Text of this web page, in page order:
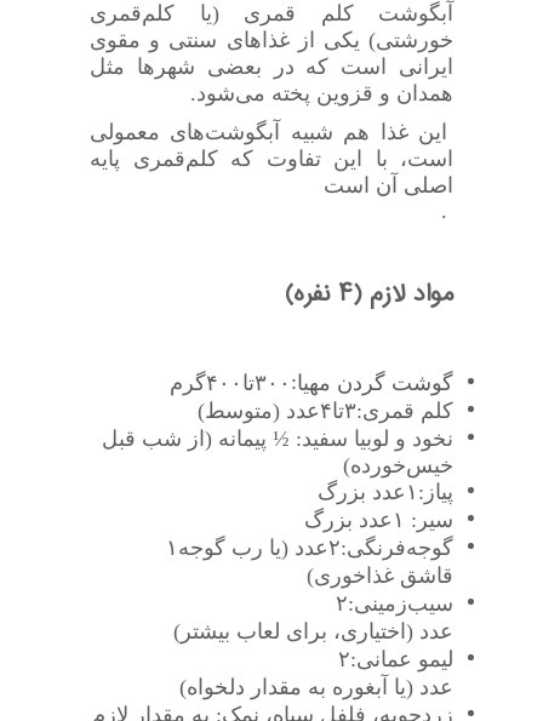
آبگوشت کلم قمری (یا کلم‌قمری
خورشتی) یکی از غذاهای سنتی و مقوی
ایرانی است که در بعضی شهرها مثل
همدان و قزوین پخته می‌شود.
این غذا هم شبیه آبگوشت‌های معمولی
است، با این تفاوت که کلم‌قمری پایه
اصلی آن است
.
مواد لازم (۴ نفره)
گوشت گردن مهیا: ۳۰۰تا ۴۰۰گرم
کلم قمری:۳تا۴عدد (متوسط)
نخود و لوبیا سفید: ½ پیمانه (از شب قبل
خیس‌خورده)
پیاز: ۱ عدد بزرگ
سیر: ۱
عدد بزرگ
گوجه‌فرنگی:۲عدد (یا رب گوجه ۱
قاشق غذاخوری)
سیب‌زمینی:۲
عدد (اختیاری، برای لعاب بیشتر)
لیمو عمانی:۲
عدد (یا آبغوره به مقدار دلخواه)
زردچوبه، فلفل سیاه، نمک: به مقدار لازم